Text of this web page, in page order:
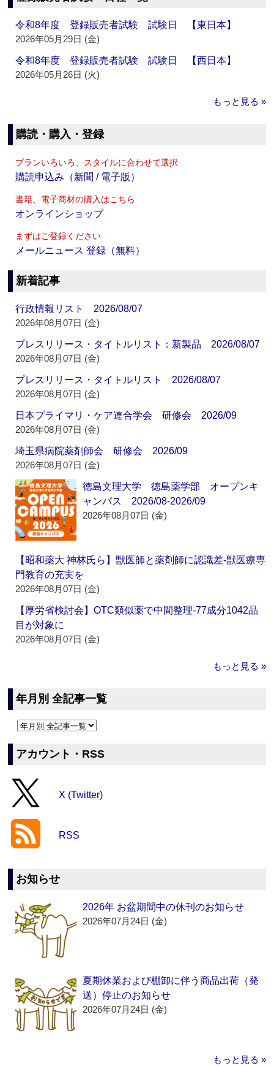
令和8年度 登録販売者試験 試験日 【東日本】
2026年05月29日 (金)
令和8年度 登録販売者試験 試験日 【西日本】
2026年05月26日 (火)
もっと見る »
購読・購入・登録
プランいろいろ、スタイルに合わせて選択
購読申込み（新聞 / 電子版）
書籍、電子商材の購入はこちら
オンラインショップ
まずはご登録ください
メールニュース 登録（無料）
新着記事
行政情報リスト 2026/08/07
2026年08月07日 (金)
プレスリリース・タイトルリスト：新製品 2026/08/07
2026年08月07日 (金)
プレスリリース・タイトルリスト 2026/08/07
2026年08月07日 (金)
日本プライマリ・ケア連合学会 研修会 2026/09
2026年08月07日 (金)
埼玉県病院薬剤師会 研修会 2026/09
2026年08月07日 (金)
徳島文理大学 徳島薬学部 オープンキ
ャンパス 2026/08-2026/09
2026年08月07日 (金)
【昭和薬大 神林氏ら】獣医師と薬剤師に認識差‐獣医療専
門教育の充実を
2026年08月07日 (金)
【厚労省検討会】OTC類似薬で中間整理‐77成分1042品
目が対象に
2026年08月07日 (金)
もっと見る »
年月別 全記事一覧
アカウント・RSS
X (Twitter)
RSS
お知らせ
2026年 お盆期間中の休刊のお知らせ
2026年07月24日 (金)
夏期休業および棚卸に伴う商品出荷（発
送）停止のお知らせ
2026年07月24日 (金)
もっと見る »